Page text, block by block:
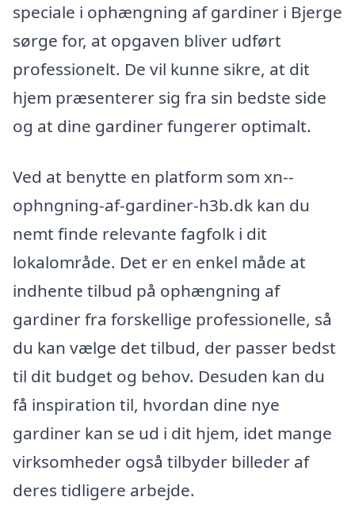
speciale i ophængning af gardiner i Bjerge
sørge for, at opgaven bliver udført
professionelt. De vil kunne sikre, at dit
hjem præsenterer sig fra sin bedste side
og at dine gardiner fungerer optimalt.
Ved at benytte en platform som xn--
ophngning-af-gardiner-h3b.dk kan du
nemt finde relevante fagfolk i dit
lokalområde. Det er en enkel måde at
indhente tilbud på ophængning af
gardiner fra forskellige professionelle, så
du kan vælge det tilbud, der passer bedst
til dit budget og behov. Desuden kan du
få inspiration til, hvordan dine nye
gardiner kan se ud i dit hjem, idet mange
virksomheder også tilbyder billeder af
deres tidligere arbejde.